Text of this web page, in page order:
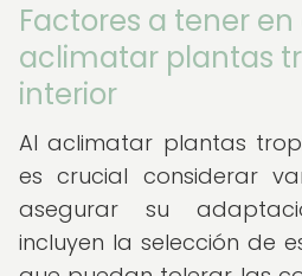
Factores a tener
aclimatar plantas
interior
Al aclimatar plantas
es crucial considerar
asegurar su
incluyen la selección de